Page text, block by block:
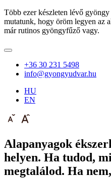
Több ezer készleten lévő
mutatunk, hogy öröm legyen az
már rutinos gyöngyfűző vagy.
+36 30 231 5498
info@gyongyudvar.hu
HU
EN
Alapanyagok
helyen. Ha tudod,
megtalálod. Ha